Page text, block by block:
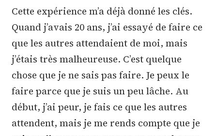
Cette expérience m’a déjà donné les clés.
Quand j’avais 20 ans, j’ai essayé de faire ce
que les autres attendaient de moi, mais
j’étais très malheureuse. C’est quelque
chose que je ne sais pas faire. Je peux le
faire parce que je suis un peu lâche. Au
début, j’ai peur, je fais ce que les autres
attendent, mais je me rends compte que je